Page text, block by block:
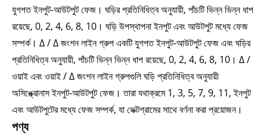
যুগপত ইনপুট-আউটপুট ফেজ। ঘড়ির প্রতিনিধিত্ব অনুযায়ী, পাঁচটি ভিন্ন ভিন্ন ধাপ
রয়েছে, 0, 2, 4, 6, 8, 10। ঘড়ি উপস্থাপনা ইনপুট এবং আউটপুট মধ্যে ফেজ
সম্পর্ক। Δ / Δ জংশন লাইন গ্রুপ একটি যুগপত ইনপুট-আউটপুট ফেজ এবং ঘড়ির
প্রতিনিধিত্ব অনুযায়ী, পাঁচটি ভিন্ন ভিন্ন ধাপ রয়েছে, 0, 2, 4, 6, 8, 10। Δ /
ওয়াই এবং ওয়াই / Δ জংশন লাইন গ্রুপগুলি ঘড়ি প্রতিনিধিত্ব অনুযায়ী
অসিঙ্ক্রোনাস ইনপুট-আউটপুট ফেজ। তারা যথাক্রমে 1, 3, 5, 7, 9, 11, ইনপুট
এবং আউটপুটের মধ্যে ফেজ সম্পর্ক, যা ভেক্টগ্রামের সাথে বর্ণনা করা প্রয়োজন।
পণ্য